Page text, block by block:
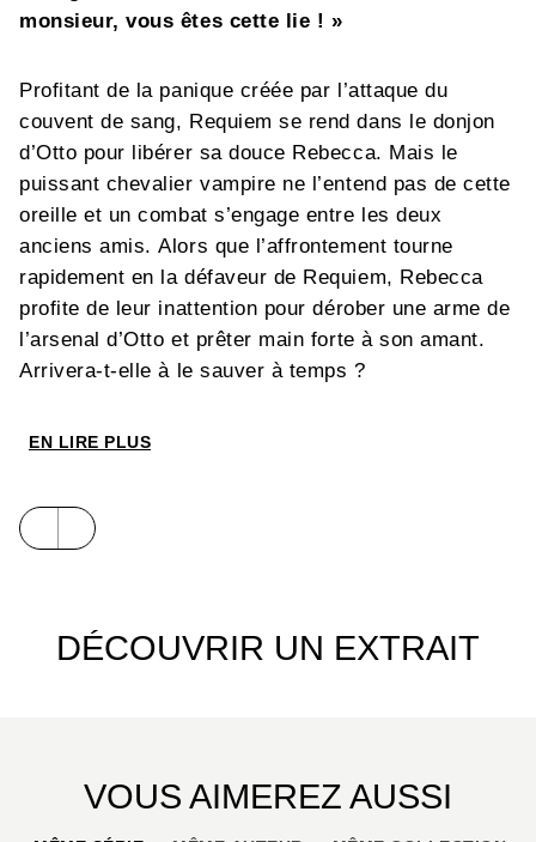
monsieur, vous êtes cette lie ! »
Profitant de la panique créée par l’attaque du
couvent de sang, Requiem se rend dans le donjon
d’Otto pour libérer sa douce Rebecca. Mais le
puissant chevalier vampire ne l’entend pas de cette
oreille et un combat s’engage entre les deux
anciens amis. Alors que l’affrontement tourne
rapidement en la défaveur de Requiem, Rebecca
profite de leur inattention pour dérober une arme de
l’arsenal d’Otto et prêter main forte à son amant.
Arrivera-t-elle à le sauver à temps ?
EN LIRE PLUS
DÉCOUVRIR UN EXTRAIT
VOUS AIMEREZ AUSSI